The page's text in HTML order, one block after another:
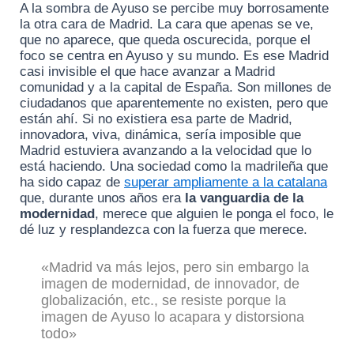
A la sombra de Ayuso se percibe muy borrosamente
la otra cara de Madrid. La cara que apenas se ve,
que no aparece, que queda oscurecida, porque el
foco se centra en Ayuso y su mundo. Es ese Madrid
casi invisible el que hace avanzar a Madrid
comunidad y a la capital de España. Son millones de
ciudadanos que aparentemente no existen, pero que
están ahí. Si no existiera esa parte de Madrid,
innovadora, viva, dinámica, sería imposible que
Madrid estuviera avanzando a la velocidad que lo
está haciendo. Una sociedad como la madrileña que
ha sido capaz de superar ampliamente a la catalana
que, durante unos años erala vanguardia de la
modernidad , merece que alguien le ponga el foco, le
dé luz y resplandezca con la fuerza que merece.
«Madrid va más lejos, pero sin embargo la
imagen de modernidad, de innovador, de
globalización, etc., se resiste porque la
imagen de Ayuso lo acapara y distorsiona
todo»